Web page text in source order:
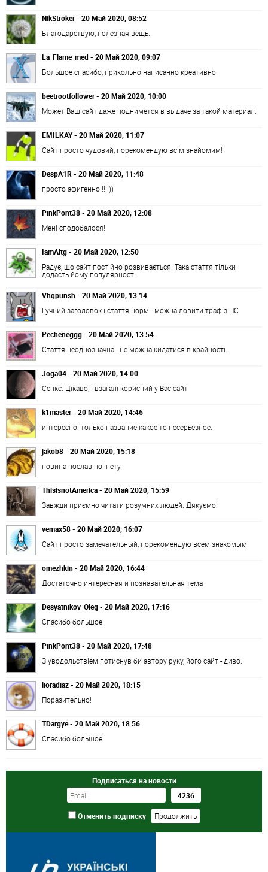
NikStroker - 20 Май 2020, 08:52
Благодарствую, полезная вещь.
La_Flame_med - 20 Май 2020, 09:07
Большое спасибо, прикольно написанно креативно
beetrootfollower - 20 Май 2020, 10:00
Может Ваш сайт даже поднимется в выдаче за такой материал.
EMILKAY - 20 Май 2020, 11:07
Сайт просто чудовий, порекомендую всім знайомим!
DespA1R - 20 Май 2020, 11:48
просто афигенно !!!!))
PinkPont38 - 20 Май 2020, 12:08
Мені сподобалося!
IamAltg - 20 Май 2020, 12:50
Радує, що сайт постійно розвивається. Така стаття тільки
додасть йому популярності.
Vhqpunsh - 20 Май 2020, 13:14
Гучний заголовок і стаття норм - можна ловити траф з ПС
Pecheneggg - 20 Май 2020, 13:54
Стаття неоднозначна - не можна кидатися в крайності.
Joga04 - 20 Май 2020, 14:00
Сенкс. Цікаво, і взагалі корисний у Вас сайт
k1master - 20 Май 2020, 14:46
интересно. только название какое-то несерьезное.
jakob8 - 20 Май 2020, 15:18
новина послав по інету.
ThisisnotAmerica - 20 Май 2020, 15:59
Завжди приємно читати розумних людей. Дякуємо!
vemax58 - 20 Май 2020, 16:07
Сайт просто замечательный, порекомендую всем знакомым!
omezhkin - 20 Май 2020, 16:44
Достаточно интересная и познавательная тема
Desyatnikov_Oleg - 20 Май 2020, 17:16
Спасибо большое!
PinkPont38 - 20 Май 2020, 17:48
З уводольствіем потиснув би автору руку, його сайт - диво.
lioradiaz - 20 Май 2020, 18:15
Поразительно!
TDargye - 20 Май 2020, 18:56
Спасибо большое!
Подписаться на новости
Отменить подписку